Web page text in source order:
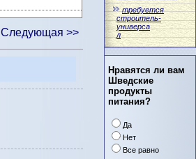
требуется
строитель-
универса
л
Нравятся ли вам
Шведские
продукты
питания?
Да
Нет
Все равно
Следующая >>